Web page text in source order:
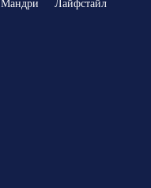
Мандри
Лайфстайл